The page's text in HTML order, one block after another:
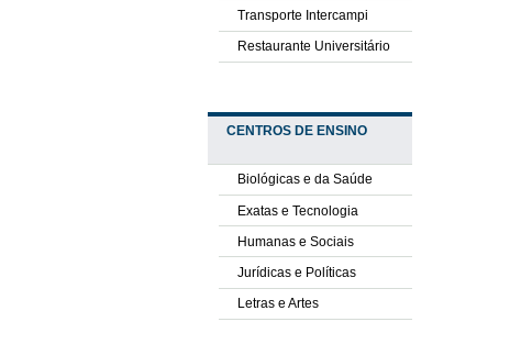
Transporte Intercampi
Restaurante Universitário
CENTROS DE ENSINO
Biológicas e da Saúde
Exatas e Tecnologia
Humanas e Sociais
Jurídicas e Políticas
Letras e Artes